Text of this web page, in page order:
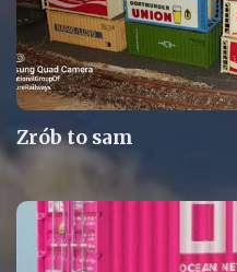
Zrób to sam